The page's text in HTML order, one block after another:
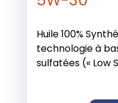
Huile 100%
technologie à
sulfatées (« Low